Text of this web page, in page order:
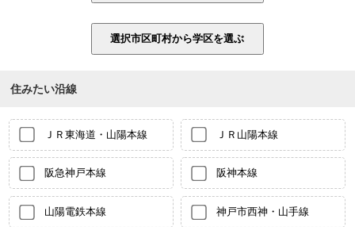
住みたい沿線
ＪＲ東海道・山陽本線 ＪＲ山陽本線
阪急神戸本線 阪神本線
山陽電鉄本線 神戸市西神・山手線